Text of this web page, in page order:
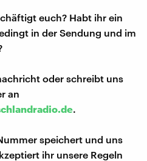
euch? Habt ihr ein
in der Sendung und im
oder schreibt uns
an
.
speichert und uns
ihr unsere Regeln